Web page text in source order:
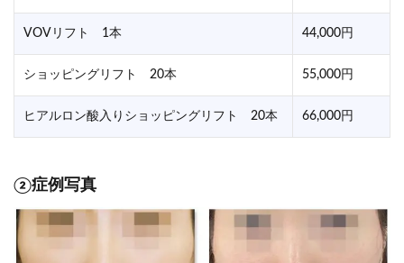
VOVリフト 1本 44,000円
ショッピングリフト 20本 55,000円
ヒアルロン酸入りショッピングリフト 20本 66,000円
②症例写真